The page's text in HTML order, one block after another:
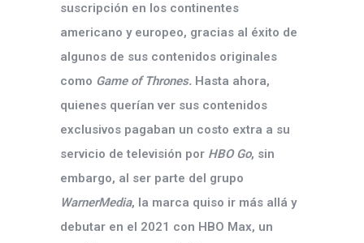
suscripción en los continentes
americano y europeo, gracias al éxito de
algunos de sus contenidos originales
como Game of Thrones. Hasta ahora,
quienes querían ver sus contenidos
exclusivos pagaban un costo extra a su
servicio de televisión por HBO Go, sin
embargo, al ser parte del grupo
WarnerMedia, la marca quiso ir más allá y
debutar en el 2021 con HBO Max, un